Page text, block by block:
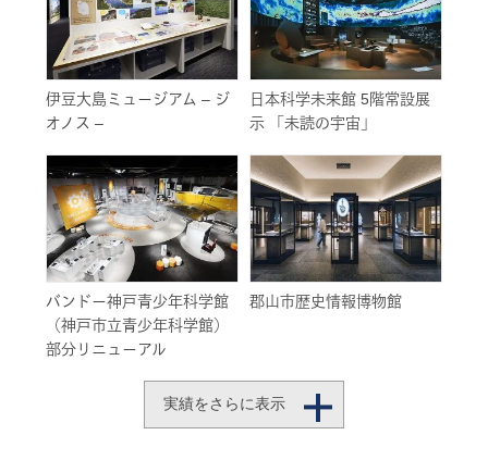
伊豆大島ミュージアム – ジ
オノス –
日本科学未来館 5階常設展
示 「未読の宇宙」
バンドー神戸青少年科学館
（神戸市立青少年科学館）
部分リニューアル
郡山市歴史情報博物館
実績をさらに表示